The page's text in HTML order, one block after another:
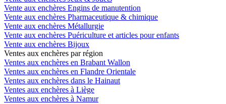
Vente aux enchères Engins de manutention
Vente aux enchères Pharmaceutique & chimique
Vente aux enchères Métallurgie
Vente aux enchères Puériculture et articles pour enfants
Vente aux enchères Bijoux
Ventes aux enchères par région
Ventes aux enchères en Brabant Wallon
Ventes aux enchères en Flandre Orientale
Ventes aux enchères dans le Hainaut
Ventes aux enchères à Liège
Ventes aux enchères à Namur